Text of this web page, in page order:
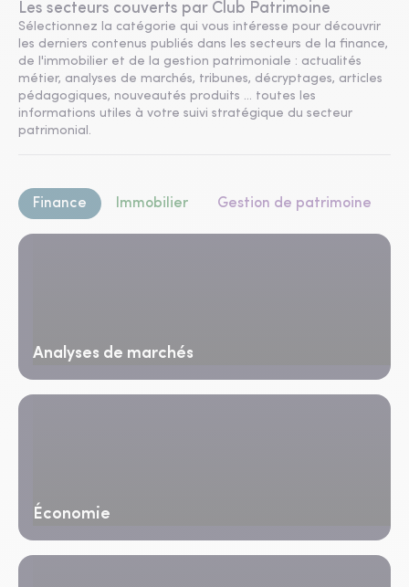
Les secteurs couverts par Club Patrimoine
Sélectionnez la catégorie qui vous intéresse pour découvrir
les derniers contenus publiés dans les secteurs de la finance,
de l'immobilier et de la gestion patrimoniale : actualités
métier, analyses de marchés, tribunes, décryptages, articles
pédagogiques, nouveautés produits ... toutes les
informations utiles à votre suivi stratégique du secteur
patrimonial.
Finance Immobilier Gestion de patrimoine
Analyses de marchés
Économie